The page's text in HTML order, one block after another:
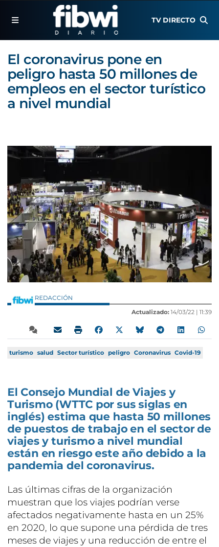
TV DIRECTO
El coronavirus pone en
peligro hasta 50 millones de
empleos en el sector turístico
a nivel mundial
REDACCIÓN
Actualizado: 14/03/22 | 11:39
turismo salud Sector turístico peligro Coronavirus Covid-19
El Consejo Mundial de Viajes y
Turismo (WTTC por sus siglas en
inglés) estima que hasta 50 millones
de puestos de trabajo en el sector de
viajes y turismo a nivel mundial
están en riesgo este año debido a la
pandemia del coronavirus.
Las últimas cifras de la organización
muestran que los viajes podrían verse
afectados negativamente hasta en un 25%
en 2020, lo que supone una pérdida de tres
meses de viajes y una reducción de entre el